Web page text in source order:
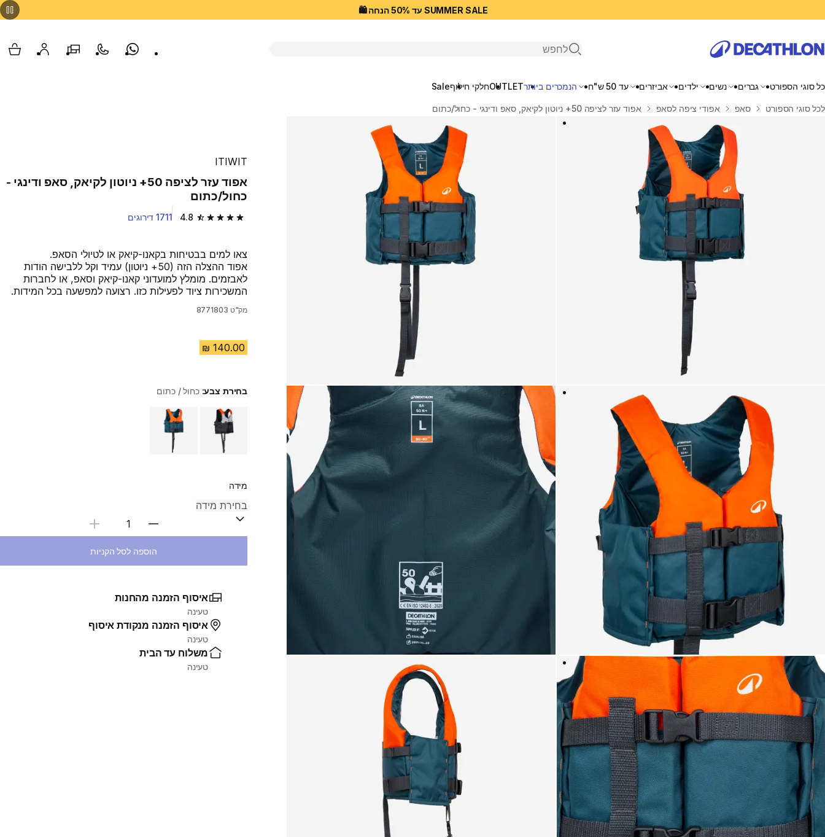
SUMMER SALE עד 50% הנחה 🛍️
פתיחת חיפוש
Whatsappצור קשרהסניפים שלנוהחשבון שלי
כל סוגי הספורט גברים נשים ילדים אביזרים עד 50 ש"ח הנמכרים ביותרOUTLETחלקי חילוףSale
בית
לכל סוגי הספורט סאפ אפודי ציפה לסאפ אפוד עזר לציפה 50+ ניוטון לקיאק, סאפ ודינגי - כחול/כתום
ITIWIT
אפוד עזר לציפה 50+ ניוטון לקיאק, סאפ ודינגי -
כחול/כתום
4.8 4.8 out of 5 stars from 1711 reviews 1711 דירוגים
צאו למים בבטיחות בקאנו-קיאק או לטיולי הסאפ.
אפוד ההצלה הזה (50+ ניוטון) עמיד וקל ללבישה הודות
לאבזמים. מומלץ למועדוני קאנו-קיאק וסאפ, או לחברות
המשכירות ציוד לפעילות כזו. רצועה למפשעה בכל המידות.
מק"ט 8771803
בחירת צבע:כחול / כתום
Choose a variant
מידה
בחירת כמות
הוספה לסל הקניות
איסוף הזמנה מהחנות
טעינה
איסוף הזמנה מנקודת איסוף
טעינה
משלוח עד הבית
טעינה